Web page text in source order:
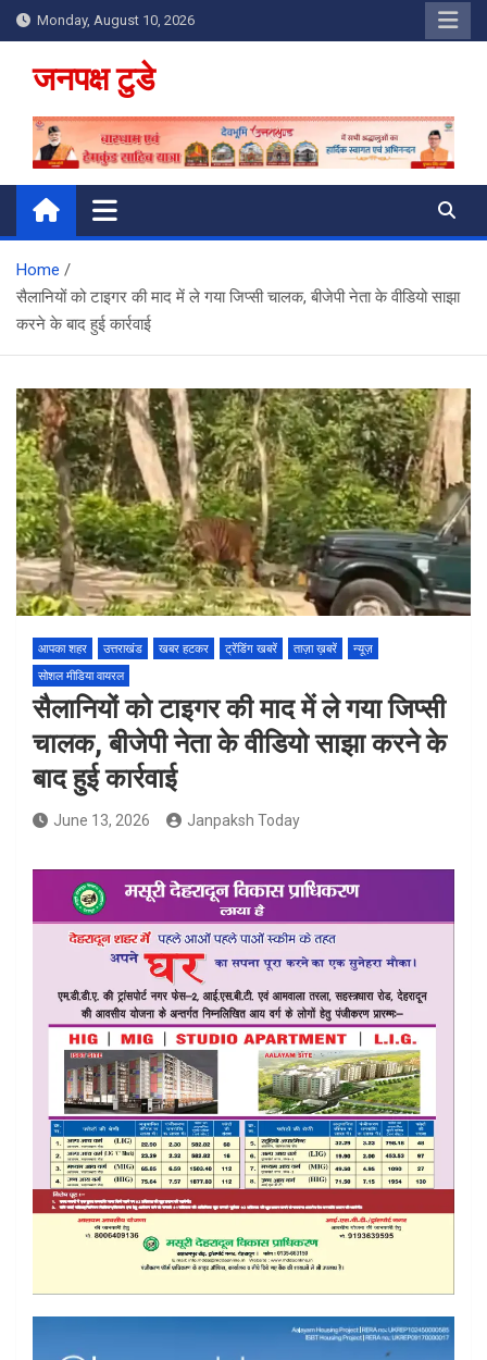
Skip
to
content
Monday, August 10, 2026
जनपक्ष टुडे
Home
सैलानियों को टाइगर की माद में ले गया जिप्सी चालक, बीजेपी नेता के वीडियो साझा
करने के बाद हुई कार्रवाई
आपका शहर उत्तराखंड खबर हटकर ट्रेंडिंग खबरें ताज़ा ख़बरें
न्यूज़
सोशल मीडिया वायरल
सैलानियों को टाइगर की माद में ले गया जिप्सी
चालक, बीजेपी नेता के वीडियो साझा करने के
बाद हुई कार्रवाई
June 13, 2026 Janpaksh Today